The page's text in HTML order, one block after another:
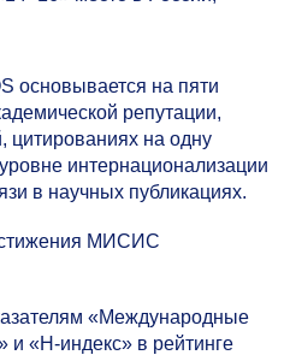
основывается на пяти
репутации,
цитированиях на одну
интернационализации
в научных публикациях.
МИСИС
«Международные
и «H-индекс» в рейтинге